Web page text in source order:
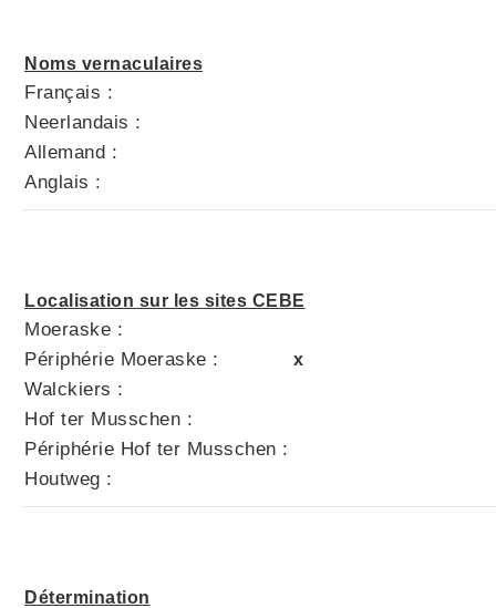
Noms vernaculaires
Français :
Neerlandais :
Allemand :
Anglais :
Localisation sur les sites CEBE
Moeraske :
Périphérie Moeraske :
x
Walckiers :
Hof ter Musschen :
Périphérie Hof ter Musschen :
Houtweg :
Détermination